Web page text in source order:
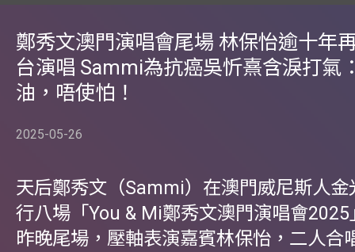
鄭秀文澳門演唱會尾場 林保怡逾十年
台演唱 Sammi為抗癌吳忻熹含淚打氣
油，唔使怕！
2025-05-26
天后鄭秀文（Sammi）在澳門威尼斯人金
行八場「You & Mi鄭秀文澳門演唱會
昨晚尾場，壓軸表演嘉賓林保怡，二人合